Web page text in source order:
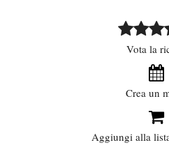
Vota la
Crea un
Aggiungi alla